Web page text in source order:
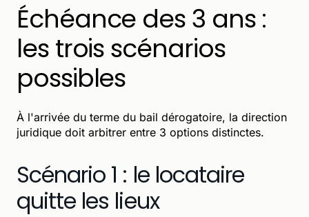
Échéance des 3 ans :
les trois scénarios
possibles
À l'arrivée du terme du bail dérogatoire, la direction
juridique doit arbitrer entre 3 options distinctes.
Scénario 1 : le locataire
quitte les lieux